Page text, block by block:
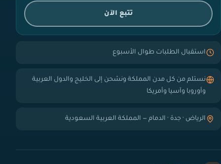
تتبع الآن
استقبال الطلبات طوال الأسبوع
نستلم من كل مدن المملكة ونشحن إلى الخليج والدول العربية
وأوروبا وآسيا وأمريكا
الرياض · جدة · الدمام — المملكة العربية السعودية